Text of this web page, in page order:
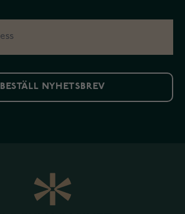
BESTÄLL NYHETSBREV